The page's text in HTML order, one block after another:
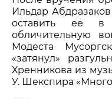
Ильдар
оставить ее
обличительную
Модеста
«затянул»
Хренникова из
У. Шекспира